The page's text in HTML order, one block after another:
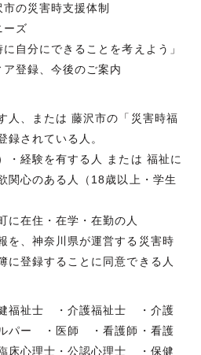
の災害時支援体制
ーズ
自分にできることを考えよう」
登録、今後のご案内
、または 藤沢市の「災害時福
録されている人。
経験を有する人 または 福祉に
関心のある人（18歳以上・学生
在住・在学・在勤の人
を、神奈川県が運営する災害時
に登録することに同意できる人
福祉士 ・介護福祉士 ・介護
パー ・医師 ・看護師・看護
心理士・公認心理士 ・保健